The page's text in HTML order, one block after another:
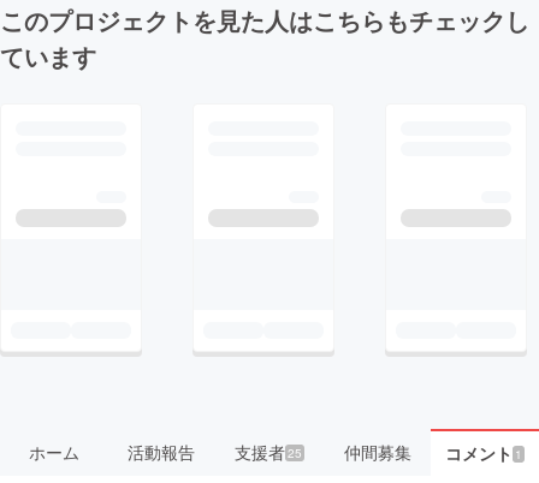
このプロジェクトを見た人はこちらもチェックし
ています
ホーム 活動報告 支援者 25 仲間募集 コメント 1